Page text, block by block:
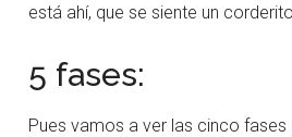
está ahí, que se siente un
5 fases:
Pues vamos a ver las cinco